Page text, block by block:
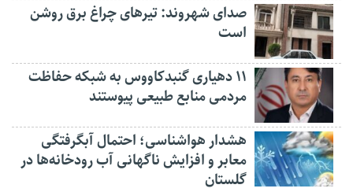
صدای شهروند: تیرهای چراغ برق روشن
است
۱۱ دهیاری گنبدکاووس به شبکه حفاظت
مردمی منابع طبیعی پیوستند
هشدار هواشناسی؛ احتمال آبگرفتگی
معابر و افزایش ناگهانی آب رودخانه‌ها در
گلستان